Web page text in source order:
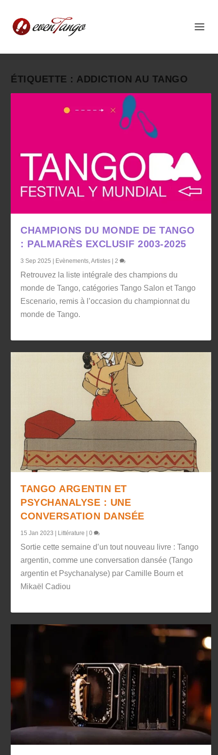
ÉTIQUETTE : ADDICTION AU TANGO
CHAMPIONS DU MONDE DE TANGO
: PALMARÈS EXCLUSIF 2003-2025
3 Sep 2025 | Evènements ,Artistes | 2
Retrouvez la liste intégrale des champions du
monde de Tango, catégories Tango Salon et Tango
Escenario, remis à l’occasion du championnat du
monde de Tango.
TANGO ARGENTIN ET
PSYCHANALYSE : UNE
CONVERSATION DANSÉE
15 Jan 2023 Littérature |0
Sortie cette semaine d’un tout nouveau livre : Tango
argentin, comme une conversation dansée (Tango
argentin et Psychanalyse) par Camille Bourn et
Mikaël Cadiou